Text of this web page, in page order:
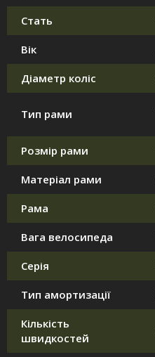
Стать
Вік
Діаметр коліс
Тип рами
Розмір рами
Матеріал рами
Рама
Вага велосипеда
Серія
Тип амортизації
Кількість
швидкостей